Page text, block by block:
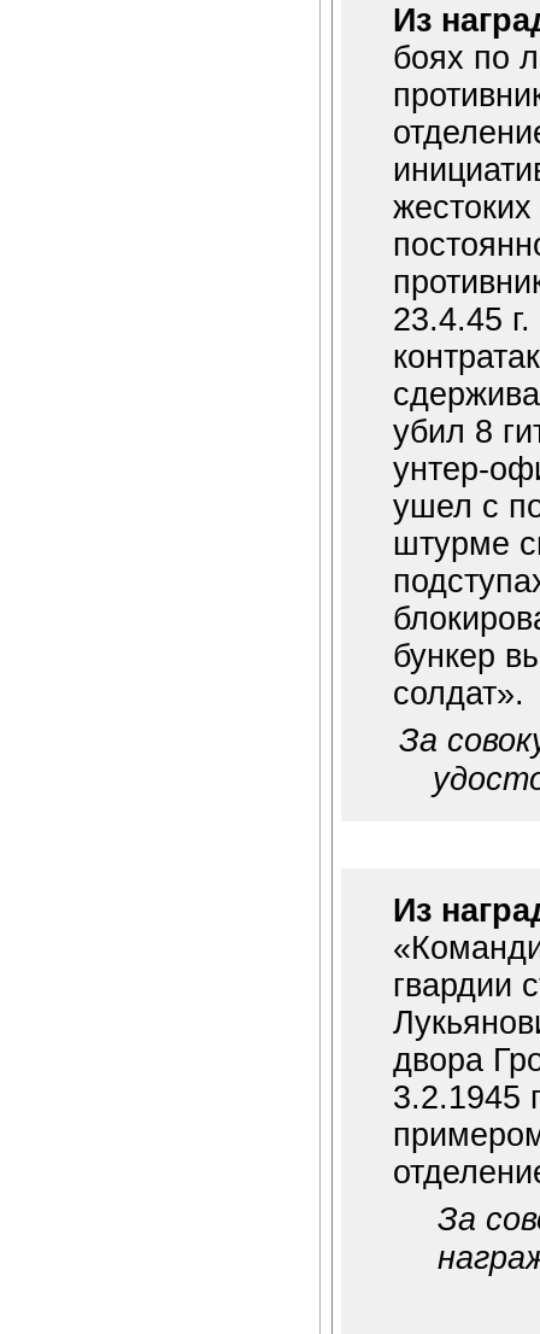
Из
боях по
23.4.45
убил 8
унтер-
ушел с
штурме
бункер
солдат».
За
Из
гвардии
двора
3.2.1945
За